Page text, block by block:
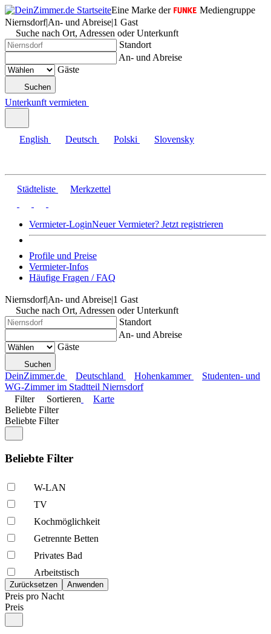
Eine Marke der
Mediengruppe
Niernsdorf|An- und Abreise|1 Gast
Suche nach Ort, Adressen oder Unterkunft
Standort
An- und Abreise
Gäste
Suchen
Unterkunft vermieten
English Deutsch Polski Slovensky
Städteliste Merkzettel
Vermieter-LoginNeuer Vermieter? Jetzt registrieren
Profile und Preise
Vermieter-Infos
Häufige Fragen / FAQ
Niernsdorf|An- und Abreise|1 Gast
Suche nach Ort, Adressen oder Unterkunft
Standort
An- und Abreise
Gäste
Suchen
DeinZimmer.de Deutschland Hohenkammer
Studenten- und
WG-Zimmer im Stadtteil Niernsdorf
Filter
Sortieren
Karte
Beliebte Filter
Beliebte Filter
Beliebte Filter
W-LAN
TV
Kochmöglich­keit
Getrennte Betten
Privates Bad
Arbeitstisch
Preis pro Nacht
Preis